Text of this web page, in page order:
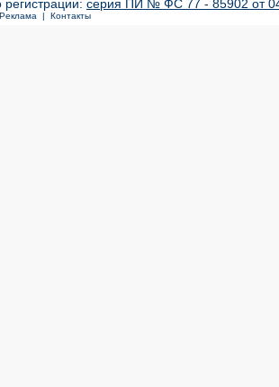
серия ПИ № ФС 77 - 85902 от 04
Реклама | Контакты